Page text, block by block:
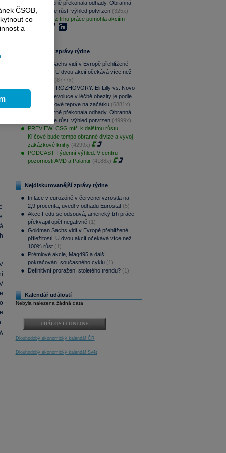
CSG výrazně překonala odhady. Obranná
divize táhne růst, výhled potvrzen (325x)
Slabá data z trhu práce pomohla akciím
Nejčtenější zprávy týdne
Goldman Sachs vidí v Evropě přehlížené
příležitosti. U dvou akcií očekává více než
(8777x)
PODCAST ROZHOVORY: Eli Lilly vs. Novo
Nordisk. Revoluce v léčbě obezity je podle
MUDr. Kunové teprve na začátku (6881x)
CSG výrazně překonala odhady. Obranná
divize táhne růst, výhled potvrzen (4999x)
PREVIEW: CSG míří k dalšímu růstu.
Klíčové bude tempo obranné divize a vývoj
zakázkové knihy (4299x)
PODCAST Týdenní výhled: V centru
pozornosti AMD a Palantir (4188x)
Nejdiskutovanější zprávy týdne
Inflace v eurozóně v červenci vzrostla na
2,9 procenta, uvedl v odhadu Eurostat (5)
Akce Fedu se odsouvá, americký trh práce
překvapil opět negativně (1)
Goldman Sachs vidí v Evropě přehlížené
příležitosti. U dvou akcií očekává více než
100% růst (1)
Prémiové akcie, Mag495 a další
pokračování současného cyklu (1)
Definitivní proražení stoletého trendu? (1)
Kalendář událostí
Nebyla nalezena žádná data
UDÁLOSTI ONLINE
Dlouhodobý ekonomický kalendář ČR
Dlouhodobý ekonomický kalendář Svět
ČSOB,
co
a